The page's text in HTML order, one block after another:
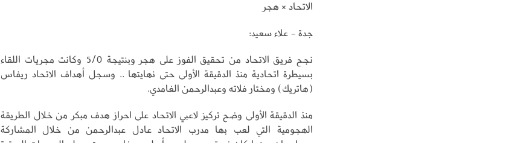
الاتحاد × هجر
جدة - علاء سعيد:
نجح فريق الاتحاد من تحقيق الفوز على هجر وبنتيجة 5/0 وكانت مجريات اللقاء
بسيطرة اتحادية منذ الدقيقة الأولى حتى نهايتها .. وسجل أهداف الاتحاد ريفاس
(هاتريك) ومختار فلاته وعبدالرحمن الغامدي.
منذ الدقيقة الأولى وضح تركيز لاعبي الاتحاد على احراز هدف مبكر من خلال الطريقة
الهجومية التي لعب بها مدرب الاتحاد عادل عبدالرحمن من خلال المشاركة